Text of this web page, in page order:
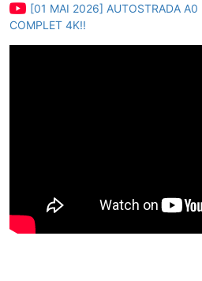
[01 MAI 2026] AUTOSTRADA
COMPLET 4K!!